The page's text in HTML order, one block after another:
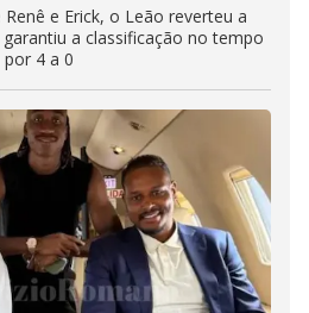
e Erick, o Leão reverteu a
a classificação no tempo
4 a 0